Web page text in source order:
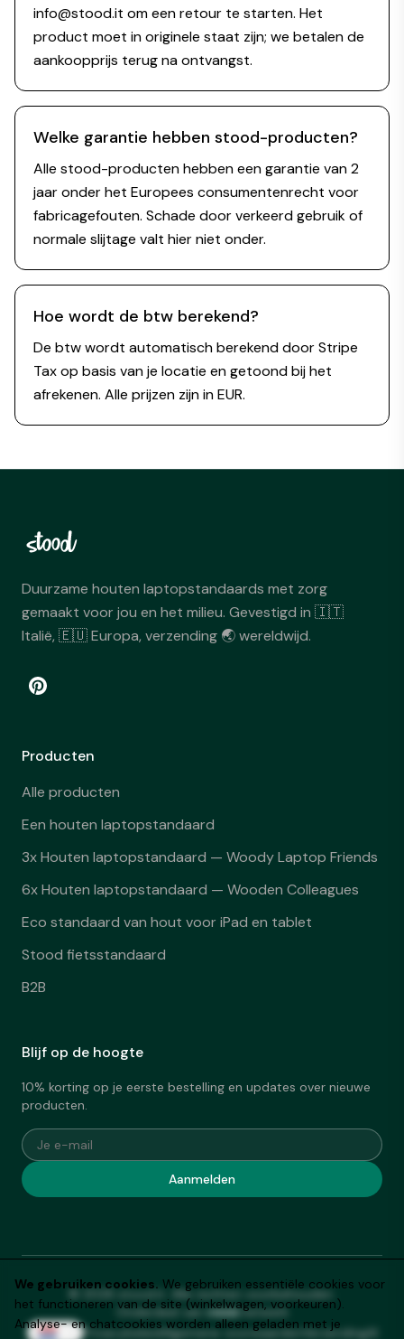
info@stood.it om een retour te starten. Het
product moet in originele staat zijn; we betalen de
aankoopprijs terug na ontvangst.
Welke garantie hebben stood-producten?
Alle stood-producten hebben een garantie van 2
jaar onder het Europees consumentenrecht voor
fabricagefouten. Schade door verkeerd gebruik of
normale slijtage valt hier niet onder.
Hoe wordt de btw berekend?
De btw wordt automatisch berekend door Stripe
Tax op basis van je locatie en getoond bij het
afrekenen. Alle prijzen zijn in EUR.
Duurzame houten laptopstandaards met zorg
gemaakt voor jou en het milieu. Gevestigd in 🇮🇹
Italië, 🇪🇺 Europa, verzending 🌏 wereldwijd.
Producten
Alle producten
Een houten laptopstandaard
3x Houten laptopstandaard — Woody Laptop Friends
6x Houten laptopstandaard — Wooden Colleagues
Eco standaard van hout voor iPad en tablet
Stood fietsstandaard
B2B
Blijf op de hoogte
10% korting op je eerste bestelling en updates over nieuwe
producten.
Je e-mail
Aanmelden
© 2026 stood.it. Alle rechten voorbehouden.
Onderdeel vanomminetwerk
PrivacybeleidAlgemene voorwaarden VerzendingAI
We gebruiken cookies. We gebruiken essentiële cookies voor
het functioneren van de site (winkelwagen, voorkeuren).
Analyse- en chatcookies worden alleen geladen met je